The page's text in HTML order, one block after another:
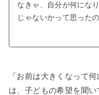
なきゃ、自分が何にな
じゃないかって思った
「お前は大きくなって
は、子どもの希望を聞